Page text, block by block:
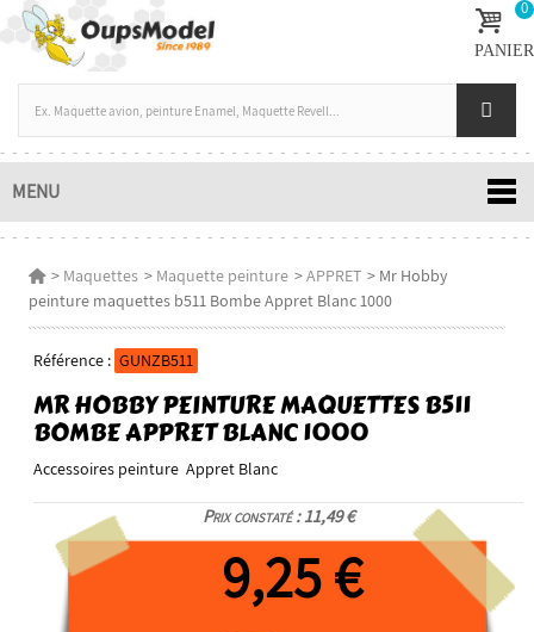
0
PANIER
MENU
> Maquettes > Maquette peinture >APPRET > Mr Hobby
peinture maquettes b511 Bombe Appret Blanc 1000
Référence : GUNZB511
MR HOBBY PEINTURE MAQUETTES B511
BOMBE APPRET BLANC 1000
Accessoires peinture Appret Blanc
Prix constaté : 11,49 €
9,25 €